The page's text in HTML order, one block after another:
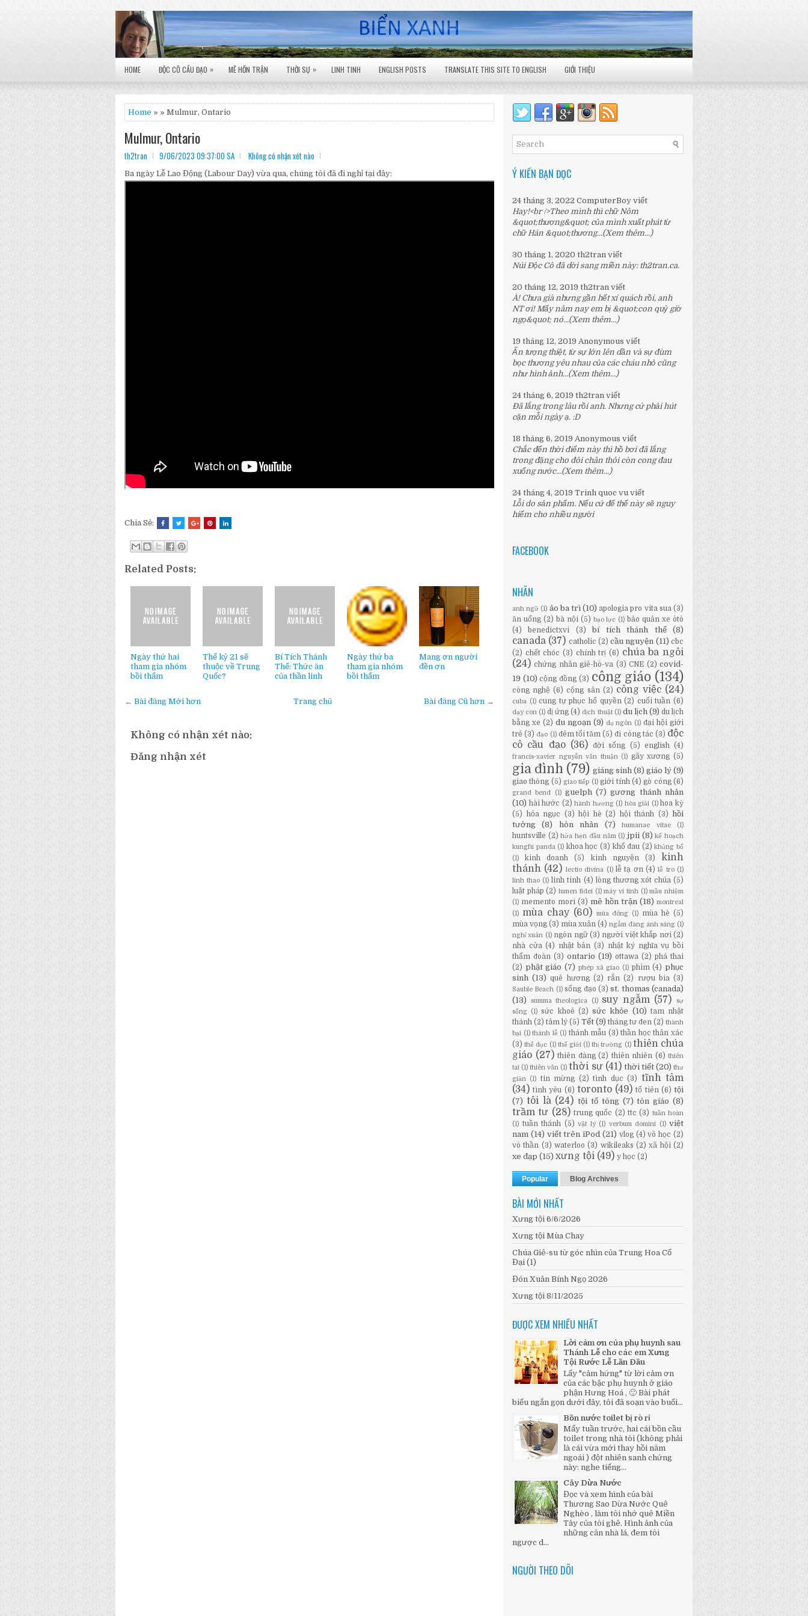
HOME ĐỘC CÔ CẦU ĐẠO » MÊ HỒN TRẬN THỜI SỰ » LINH TINH ENGLISH POSTS TRANSLATE THIS SITE TO ENGLISH GIỚI THIỆU
Home » » Mulmur, Ontario
Mulmur, Ontario
th2tran 9/06/2023 09:37:00 SA Không có nhận xét nào
Ba ngày Lễ Lao Động (Labour Day) vừa qua, chúng tôi đã đi nghỉ tại đây:
Chia Sẻ:
Related Posts:
Ngày thứ hai
tham gia nhóm
bồi thẩm
Thể kỷ 21 sẽ
thuộc về Trung
Quốc?
Bí Tích Thánh
Thể: Thức ăn
của thần linh
Ngày thứ ba
tham gia nhóm
bồi thẩm
Mang ơn người
đền ơn
← Bài đăng Mới hơn Bài đăng Cũ hơn →
Trang chủ
Không có nhận xét nào:
Đăng nhận xét
Ý KIẾN BẠN ĐỌC
24 tháng 3, 2022 ComputerBoy viết
Hay!<br />Theo mình thì chữ Nôm
&quot;thương&quot; của mình xuất phát từ
chữ Hán &quot;thương...(Xem thêm...)
30 tháng 1, 2020 th2tran viết
Núi Độc Cô đã dời sang miền này: th2tran.ca.
20 tháng 12, 2019 th2tran viết
À! Chưa già nhưng gần hết xí quách rồi, anh
NT ơi! Mấy năm nay em bị &quot;con quỷ giờ
ngọ&quot; nó...(Xem thêm...)
19 tháng 12, 2019 Anonymous viết
Ấn tượng thiệt, từ sự lớn lên dần và sự đùm
bọc thương yêu nhau của các cháu nhỏ cũng
như hình ảnh...(Xem thêm...)
24 tháng 6, 2019 th2tran viết
Đã lắng trong lâu rồi anh. Nhưng cứ phải hút
cặn mỗi ngày ạ. :D
18 tháng 6, 2019 Anonymous viết
Chắc đến thời điểm này thì hồ bơi đã lắng
trong đặng cho đôi chân thôi còn cong đau
xuống nước...(Xem thêm...)
24 tháng 4, 2019 Trinh quoc vu viết
Lỗi do sản phẩm. Nếu cứ để thế này sẽ nguy
hiểm cho nhiều người
FACEBOOK
NHÃN
anh ngữ (1) ảo ba trì (10) apologia pro vita sua (3)
ăn uống (2) bà nội (5) bạo lực (1) bảo quản xe ôtô
(4)
benedictxvi (3) bí tích thánh thể (8)
canada (37) catholic (2) cầu nguyện (11) cbc
(2) chết chóc (3) chính trị (6) chúa ba ngôi
(24) chứng nhân giê-hô-va (3) CNE (2) covid-
19 (10) cộng đồng (3) công giáo (134)
công nghệ (6) cộng sản (2) công việc (24)
cuba (1) cung tự phục hổ quyền (2) cuối tuần (6)
dạy con (1) dị ứng (4) dịch thuật (1) du lịch (9) du lịch
bằng xe (2) du ngoạn (9) dụ ngôn (1) đại hội giới
trẻ (3) đạo (1) đêm tối tăm (5) đi công tác (3) độc
cô cầu đạo (36) đời sống (5) english (4)
francis-xavier nguyễn văn thuận (1) gãy xương (5)
gia đình (79) giáng sinh (8) giáo lý (9)
giao thông (5) giao tiếp (1) giới tính (4) gò công (6)
grand bend (1) guelph (7) gương thánh nhân
(10) hài hước (2) hành hương (1) hòa giải (1) hoa kỳ
(5) hỏa ngục (3) hội hè (2) hội thánh (3) hồi
tưởng
(8) hôn nhân (7) humanae vitae (1)
huntsville (2) hứa hẹn đầu năm (1) jpii (8) kế hoạch
kungfu panda (1) khoa học (3) khổ đau (2) khủng bố
(1)
kinh doanh (5) kinh nguyện (3)
kinh
thánh (42) lectio divina (1) lễ tạ ơn (4) lễ tro (1)
linh thao (1) linh tinh (4) lòng thương xót chúa (5)
luật pháp (2) lumen fidei (1) máy vi tính (1) mầu nhiệm
(1) memento mori (3) mê hồn trận (18) montreal
(1) mùa chay (60) mùa đông (1) mùa hè (5)
mùa vọng (3) mùa xuân (4) ngắm đàng ánh sáng (1)
nghỉ xuân (1) ngôn ngữ (3) người việt khắp nơi (2)
nhà cửa (4) nhật bản (3) nhật ký nghĩa vụ bồi
thẩm đoàn (3) ontario (19) ottawa (2) phá thai
(2) phật giáo (7) phép xã giao (1) phim (4) phục
sinh (13) quê hương (2) rắn (2) rượu bia (3)
Sauble Beach (1) sống đạo (3) st. thomas (canada)
(13)
summa theologica (1) suy ngẫm (57)
sự
sống
(1) sức khoẻ (2) sức khỏe (10) tam nhật
thánh (2) tâm lý (5) Tết (9) tháng tư đen (2) thành
bại (1) thánh lễ (1) thánh mẫu (3) thần học thân xác
(3) thể dục (1) thế giới (1) thị trường (1) thiên chúa
giáo (27) thiên đàng (2) thiên nhiên (6) thiên
tai (1) thiên văn (1) thời sự (41) thời tiết (20) thư
giản
(1) tin mừng (2) tình dục (3) tĩnh tâm
(34) tình yêu (6) toronto (49) tổ tiên (6) tội
(7) tôi là (24) tội tổ tông (7) tôn giáo (8)
trầm tư (28) trung quốc (2) ttc (3) tuần hoàn
(1) tuần thánh (5) vật lý (1) verbum domini (1) việt
nam (14) viết trên iPod (21) vlog (4) võ học (2)
vô thần (3) waterloo (3) wikileaks (2) xã hội (2)
xe đạp (15) xưng tội (49) y học (2)
Popular Blog Archives
BÀI MỚI NHẤT
Xưng tội 6/6/2026
Xưng tội Mùa Chay
Chúa Giê-su từ góc nhìn của Trung Hoa Cổ
Đại (1)
Đón Xuân Bính Ngọ 2026
Xưng tội 8/11/2025
ĐƯỢC XEM NHIỀU NHẤT
Lời cảm ơn của phụ huynh sau
Thánh Lễ cho các em Xưng
Tội Rước Lễ Lần Đầu
Lấy "cảm hứng" từ lời cảm ơn
của các bậc phụ huynh ở giáo
phận Hưng Hoá , 🙂 Bài phát
biểu ngắn gọn dưới đây, tôi đã soạn vào buổi...
Bồn nước toilet bị rò rỉ
Mấy tuần trước, hai cái bồn cầu
toilet trong nhà tôi (không phải
là cái vừa mới thay hồi năm
ngoái ) đột nhiên sanh chứng
này: nghe tiếng...
Cây Dừa Nước
Đọc và xem hình của bài
Thương Sao Dừa Nước Quê
Nghèo , làm tôi nhớ quê Miền
Tây của tôi ghê. Hình ảnh của
những căn nhà lá, đem tôi
ngược d...
NGƯỜI THEO DÕI